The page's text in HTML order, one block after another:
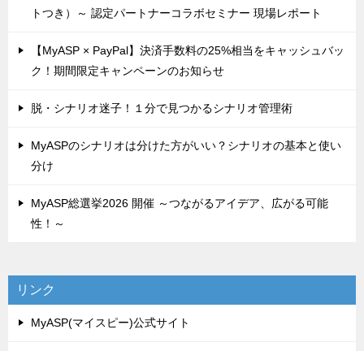
トつき）～ 認定パートナーコラボセミナー 現場レポート
【MyASP × PayPal】決済手数料の25%相当をキャッシュバッ
ク！期間限定キャンペーンのお知らせ
脱・シナリオ迷子！１分で見つかるシナリオ管理術
MyASPのシナリオは分けた方がいい？シナリオの基本と使い
分け
MyASP総選挙2026 開催 ～つながるアイデア、広がる可能
性！～
リンク
MyASP(マイスピー)公式サイト